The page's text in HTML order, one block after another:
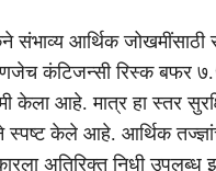
संभाव्य आर्थिक जोखमींसाठी
कंटिजन्सी रिस्क बफर
केला आहे. मात्र हा स्तर
केले आहे. आर्थिक
अतिरिक्त निधी उपलब्ध